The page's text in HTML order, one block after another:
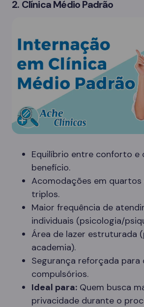
2. Clínica Médio Padrão
Equilíbrio entre conforto e
benefício.
Acomodações em quartos
triplos.
Maior frequência de
individuais (psicologia/
Área de lazer estruturada
academia).
Segurança reforçada para
compulsórios.
Ideal para: Quem busca
privacidade durante o